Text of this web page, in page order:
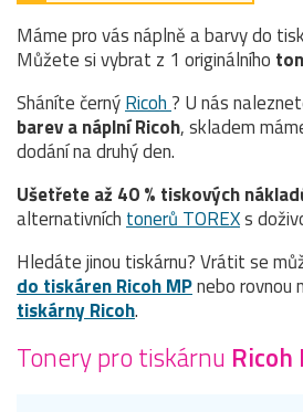
Máme pro vás náplně a barvy do
Můžete si vybrat z 1 originálního
Sháníte černýRicoh ? U nás
barev a náplní Ricoh, skladem
dodání na druhý den.
Ušetřete až 40 % tiskových
alternativních tonerů TOREXs
Hledáte jinou tiskárnu? Vrátit se
do tiskáren Ricoh MPnebo rovnou
tiskárny Ricoh.
Tonery pro tiskárnu Ricoh